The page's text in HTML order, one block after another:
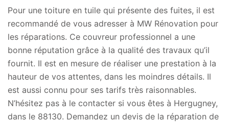
Pour une toiture en tuile qui présente des fuites, il est
recommandé de vous adresser à MW Rénovation pour
les réparations. Ce couvreur professionnel a une
bonne réputation grâce à la qualité des travaux qu’il
fournit. Il est en mesure de réaliser une prestation à la
hauteur de vos attentes, dans les moindres détails. Il
est aussi connu pour ses tarifs très raisonnables.
N’hésitez pas à le contacter si vous êtes à Hergugney,
dans le 88130. Demandez un devis de la réparation de